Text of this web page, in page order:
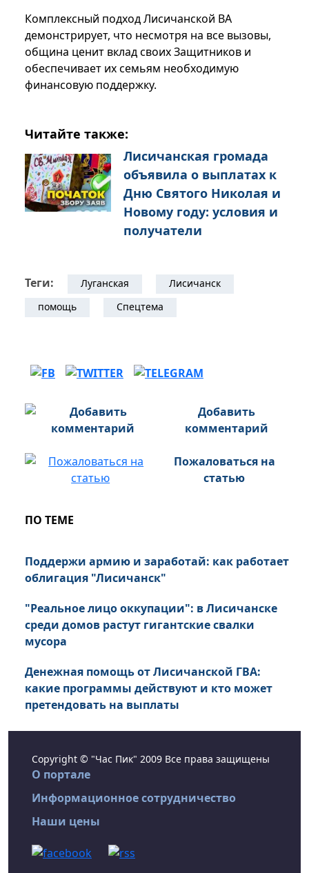
Комплексный подход Лисичанской ВА
демонстрирует, что несмотря на все вызовы,
община ценит вклад своих Защитников и
обеспечивает их семьям необходимую
финансовую поддержку.
Читайте также:
Лисичанская громада
объявила о выплатах к
Дню Святого Николая и
Новому году: условия и
получатели
Теги: Луганская
Лисичанск
помощь
Спецтема
Добавить
комментарий
Пожаловаться на
статью
ПО ТЕМЕ
Поддержи армию и заработай: как работает
облигация "Лисичанск"
"Реальное лицо оккупации": в Лисичанске
среди домов растут гигантские свалки
мусора
Денежная помощь от Лисичанской ГВА:
какие программы действуют и кто может
претендовать на выплаты
Copyright © "Час Пик" 2009 Все права защищены
О портале
Информационное сотрудничество
Наши цены